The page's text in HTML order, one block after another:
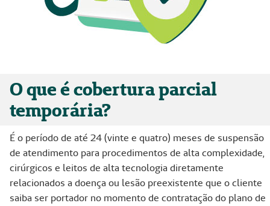
O que é cobertura parcial
temporária?
É o período de até 24 (vinte e quatro) meses de suspensão
de atendimento para procedimentos de alta complexidade,
cirúrgicos e leitos de alta tecnologia diretamente
relacionados a doença ou lesão preexistente que o cliente
saiba ser portador no momento de contratação do plano de